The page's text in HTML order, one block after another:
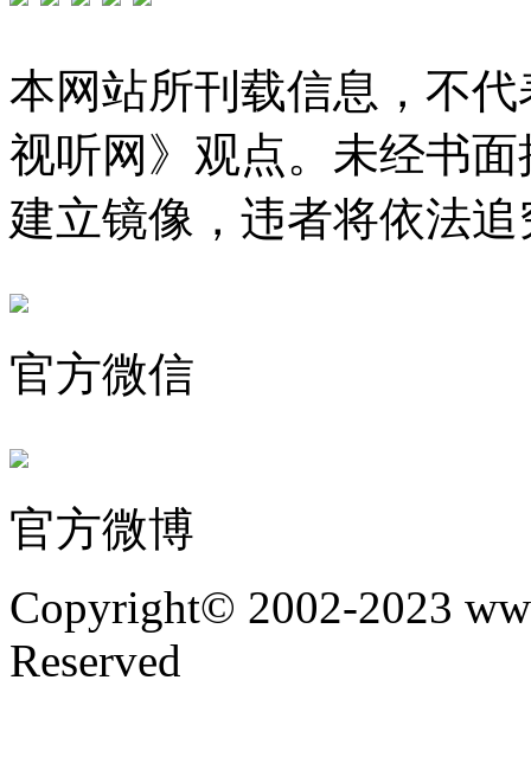
本网站所刊载信息，不
视听网》观点。未经书
建立镜像，违者将依法
官方微信
官方微博
Copyright© 2002-2023
Reserved